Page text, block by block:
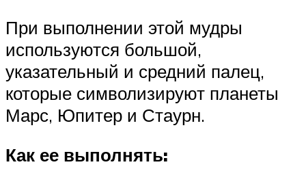
При выполнении этой мудры
используются большой,
указательный и средний палец,
которые символизируют планеты
Марс, Юпитер и Стаурн.
Как ее выполнять: